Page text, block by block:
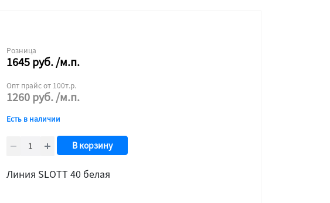
Розница
1645руб./м.п.
Опт прайс от 100т.р.
1260руб./м.п.
Есть в наличии
В корзину
Линия SLOTT 40 белая